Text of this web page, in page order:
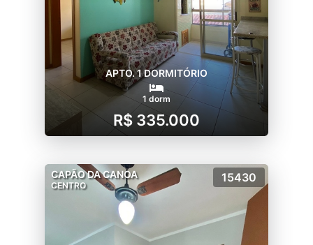
APTO. 1 DORMITÓRIO
1 dorm
R$ 335.000
CAPÃO DA CANOA
CENTRO
15430